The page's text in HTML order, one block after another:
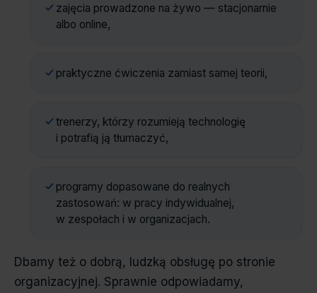
zajęcia prowadzone na żywo — stacjonarnie
albo online,
praktyczne ćwiczenia zamiast samej teorii,
trenerzy, którzy rozumieją technologię
i potrafią ją tłumaczyć,
programy dopasowane do realnych
zastosowań: w pracy indywidualnej,
w zespołach i w organizacjach.
Dbamy też o dobrą, ludzką obsługę po stronie
organizacyjnej. Sprawnie odpowiadamy,